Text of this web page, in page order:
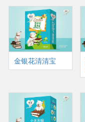
金银花清清宝